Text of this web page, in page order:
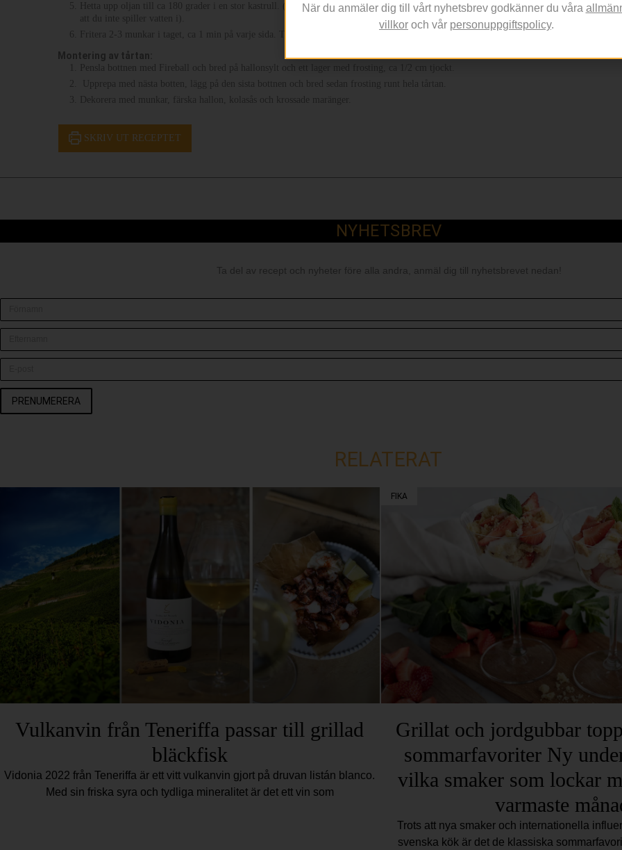
Hetta upp oljan till ca 180 grader i en stor kastrull. (Se till att ha ett lock till hands om det skulle börja brinna, och var noga med att
att du inte spiller vatten i).
Fritera 2-3 munkar i taget, ca 1 min på varje sida. Ta upp dem med en hålslev och låt rinna av på hushållspapper.
Montering av tårtan:
Pensla bottnen med Fireball och bred på hallonsylt och ett lager med frosting, ca 1/2 cm tjockt.
Upprepa med nästa botten, lägg på den sista bottnen och bred sedan frosting runt hela tårtan.
Dekorera med munkar, färska hallon, kolasås och krossade maränger.
SKRIV UT RECEPTET
NYHETSBREV
Ta del av recept och nyheter före alla andra, anmäl dig till nyhetsbrevet nedan!
PRENUMERERA
RELATERAT
Vulkanvin från Teneriffa passar till grillad
bläckfisk
Vidonia 2022 från Teneriffa är ett vitt vulkanvin gjort på druvan listán blanco.
Med sin friska syra och tydliga mineralitet är det ett vin som
FIKA
Grillat och jordgubbar
sommarfavoriter Ny
vilka smaker som lockar
varmaste
Trots att nya smaker och internationella
svenska kök är det de klassiska
När du anmäler dig till vårt nyhetsbrev godkänner du våra
villkor och vår personuppgiftspolicy.